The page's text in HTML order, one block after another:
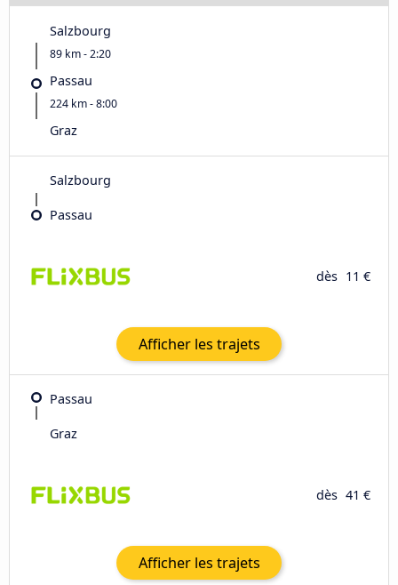
Salzbourg
89 km - 2:20
Passau
224 km - 8:00
Graz
Salzbourg
Passau
dès 11 €
Afficher les trajets
Passau
Graz
dès 41 €
Afficher les trajets